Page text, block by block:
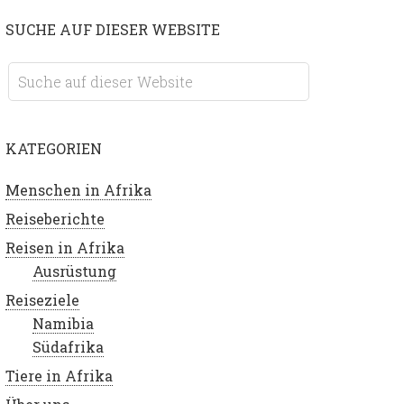
SUCHE AUF DIESER WEBSITE
KATEGORIEN
Menschen in Afrika
Reiseberichte
Reisen in Afrika
Ausrüstung
Reiseziele
Namibia
Südafrika
Tiere in Afrika